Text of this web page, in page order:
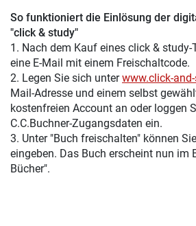
So funktioniert die Einlösung der
"click & study"
1. Nach dem Kauf eines click &
eine E-Mail mit einem Freischaltcode.
2. Legen Sie sich unterwww.click-
Mail-Adresse und einem selbst
kostenfreien Account an oder loggen
C.C.Buchner-Zugangsdaten ein.
3. Unter "Buch freischalten" können
eingeben. Das Buch erscheint nun im
Bücher".